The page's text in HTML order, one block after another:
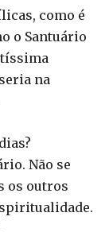
como é
o Santuário
na
Não se
os outros